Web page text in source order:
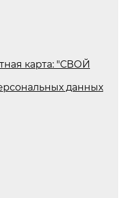
карта: "СВОЙ
данных